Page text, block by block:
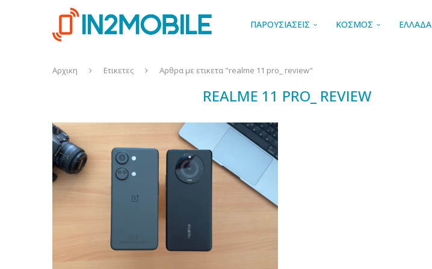
ΠΑΡΟΥΣΙΑΣΕΙΣ ΚΟΣΜΟΣ ΕΛΛΑΔΑ
Αρχικη Ετικετες Αρθρα με ετικετα "realme 11 pro_ review"
REALME 11 PRO_ REVIEW